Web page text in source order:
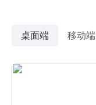
桌面端 移动端